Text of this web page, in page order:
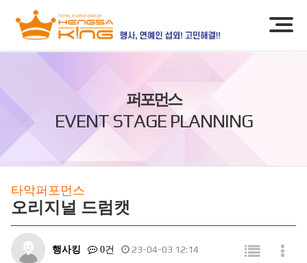
퍼포먼스
EVENT STAGE PLANNING
타악퍼포먼스
오리지널 드럼캣
행사킹 0건 23-04-03 12:14